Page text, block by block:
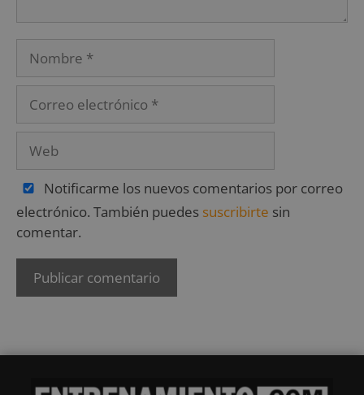
Notificarme los nuevos comentarios por correo
electrónico. También puedes suscribirte sin
comentar.